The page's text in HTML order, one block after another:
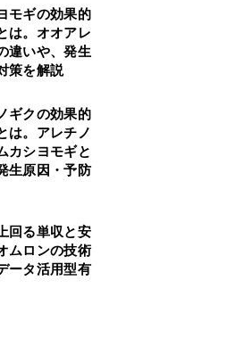
モギの効果的
は。オオアレ
違いや、発生
策を解説
ギクの効果的
は。アレチノ
カシヨモギと
生原因・予防
回る単収と安
ムロンの技術
ータ活用型有